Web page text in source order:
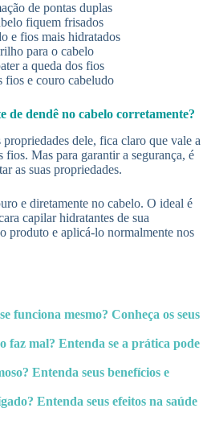
de pontas duplas
fiquem frisados
e fios mais hidratados
para o cabelo
a queda dos fios
fios e couro cabeludo
de dendê no cabelo corretamente?
dele, fica claro que vale a
fios. Mas para garantir a segurança, é
as suas propriedades.
e diretamente no cabelo. O ideal é
capilar hidratantes de sua
produto e aplicá-lo normalmente nos
funciona mesmo? Conheça os seus
faz mal? Entenda se a prática pode
Entenda seus benefícios e
Entenda seus efeitos na saúde